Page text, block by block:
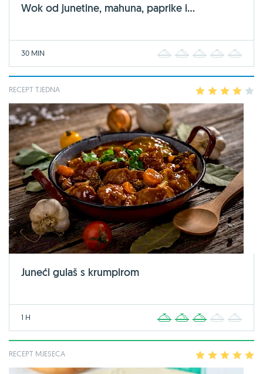
Wok od junetine, mahuna, paprike i...
30 MIN 2 3 4
RECEPT TJEDNA 2 3 4
Juneći gulaš s krumpirom
1 H 2 3 4
RECEPT MJESECA 2 3 4